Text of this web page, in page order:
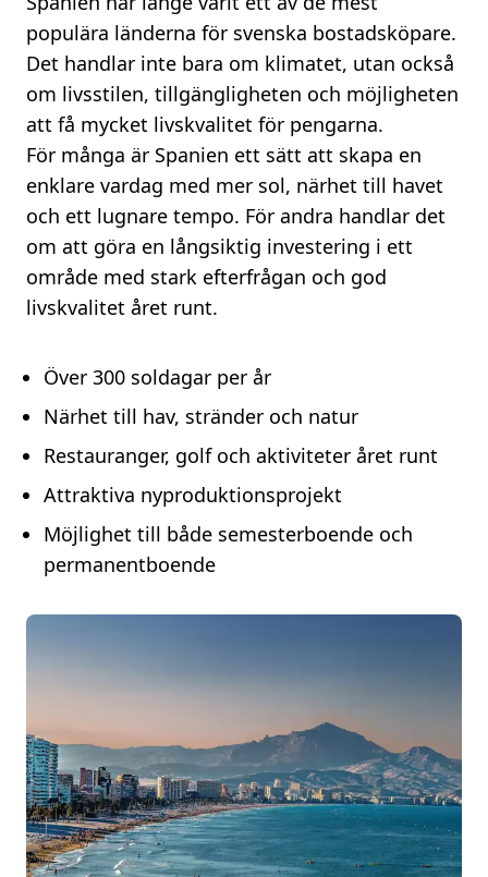
populära länderna för svenska bostadsköpare.
Det handlar inte bara om klimatet, utan också
om livsstilen, tillgängligheten och möjligheten
att få mycket livskvalitet för pengarna.
För många är Spanien ett sätt att skapa en
enklare vardag med mer sol, närhet till havet
och ett lugnare tempo. För andra handlar det
om att göra en långsiktig investering i ett
område med stark efterfrågan och god
livskvalitet året runt.
Över 300 soldagar per år
Närhet till hav, stränder och natur
Restauranger, golf och aktiviteter året runt
Attraktiva nyproduktionsprojekt
Möjlighet till både semesterboende och
permanentboende